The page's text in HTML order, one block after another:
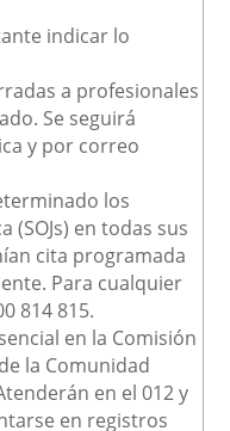
indicar lo
a profesionales
Se seguirá
y por correo
los
(SOJs) en todas sus
cita programada
Para cualquier
814 815.
en la Comisión
la Comunidad
en el 012 y
en registros